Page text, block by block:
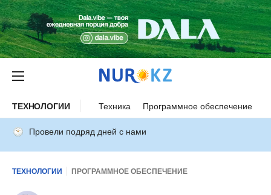
ТЕХНОЛОГИИ Техника Программное обеспечение
Провели подряд дней с нами
ТЕХНОЛОГИИ ПРОГРАММНОЕ ОБЕСПЕЧЕНИЕ